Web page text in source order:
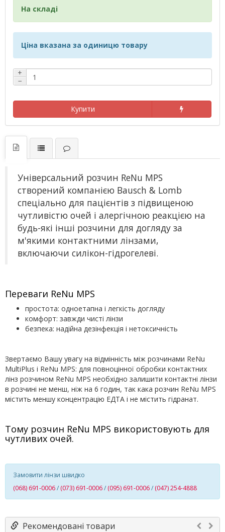
На складі
Ціна вказана за одиницю товару
+
−
Купити
Універсальний розчин ReNu MPS
створений компанією Bausch & Lomb
спеціально для пацієнтів з підвищеною
чутливістю очей і алергічною реакцією на
будь-які інші розчини для догляду за
м'якими контактними лінзами,
включаючи силікон-гідрогелеві.
Переваги ReNu MPS
простота: одноетапна і легкість догляду
комфорт: завжди чисті лінзи
безпека: надійна дезінфекція і нетоксичність
Звертаємо Вашу увагу на відмінність між розчинами ReNu
MultiPlus і ReNu MPS: для повноцінної обробки контактних
лінз розчином ReNu MPS необхідно залишити контактні лінзи
в розчині не менш, ніж на 6 годин, так кака розчин ReNu MPS
містить меншу концентрацію ЕДТА і не містить гідранат.
Тому розчин ReNu MPS використовують для
чутливих очей.
Замовити лінзи швидко
(068) 691-0006/ (073) 691-0006/ (095) 691-0006/ (047) 254-4888
Рекомендовані товари